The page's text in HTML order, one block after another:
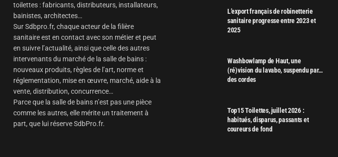
toilettes : fabricants, distributeurs, installateurs,
bainistes, architectes…
Sur Sdbpro.fr, chaque acteur de la filière
sanitaire est en contact avec son métier et peut
en suivre l’actualité, ainsi que celle des autres
intervenants du marché de la salle de bains :
nouveaux produits, règles de l’art, norme et
réglementation, mise en œuvre, marché, aide à la
vente, distribution, concurrence…
Parce que la salle de bains n’est pas une pièce
comme les autres, elle mérite un traitement à
part, que lui réserve SdbPro.fr.
L’export français de robinetterie
sanitaire progresse entre 2023 et
2025
Washbowlamp de Haut, une
(ré)vision du lavabo, suspendu par…
des cordes
Top15 Toilettes, juillet 2026 :
habitués, disparus, passants et
coureurs de fond